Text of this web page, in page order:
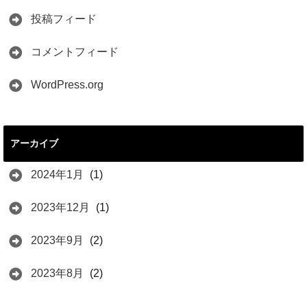
投稿フィード
コメントフィード
WordPress.org
アーカイブ
2024年1月 (1)
2023年12月 (1)
2023年9月 (2)
2023年8月 (2)